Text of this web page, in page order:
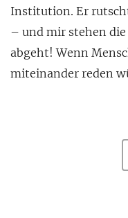
Institution. Er
– und mir stehen die
abgeht! Wenn
miteinander reden